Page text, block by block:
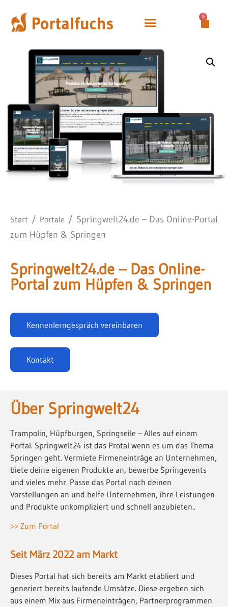
0
Start / Portale / Springwelt24.de – Das Online-Portal
zum Hüpfen & Springen
Springwelt24.de – Das Online-
Portal zum Hüpfen & Springen
Kennenlerngespräch vereinbaren
Kontakt
Über Springwelt24
Trampolin, Hüpfburgen, Springseile – Alles auf einem
Portal. Springwelt24 ist das Protal wenn es um das Thema
Springen geht. Vermiete Firmeneinträge an Unternehmen,
biete deine eigenen Produkte an, bewerbe Springevents
und vieles mehr. Passe das Portal nach deinen
Vorstellungen an und helfe Unternehmen, ihre Leistungen
und Produkte unkompliziert und schnell anzubieten..
>> Zum Portal
Seit März 2022 am Markt
Dieses Portal hat sich bereits am Markt etabliert und
generiert bereits laufende Umsätze. Diese ergeben sich
aus einem Mix aus Firmeneinträgen, Partnerprogrammen